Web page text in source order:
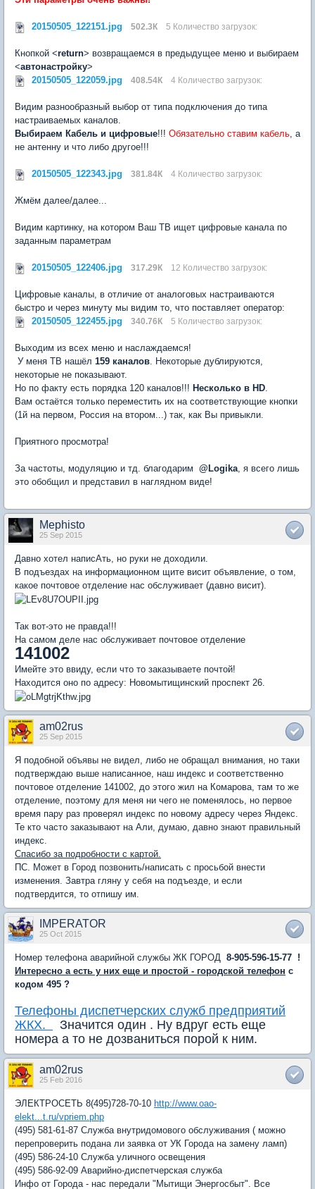
20150505_122151.jpg 502.3К 5 Количество загрузок:
Кнопкой <return> возвращаемся в предыдущее меню и выбираем
<автонастройку>
20150505_122059.jpg
408.54К 4 Количество загрузок:
Видим разнообразный выбор от типа подключения до типа
настраиваемых каналов.
Выбираем Кабель и цифровые!!! Обязательно ставим кабель, а
не антенну и что либо другое!!!
20150505_122343.jpg 381.84К 4 Количество загрузок:
Жмём далее/далее...
Видим картинку, на котором Ваш ТВ ищет цифровые канала по
заданным параметрам
20150505_122406.jpg 317.29К 12 Количество загрузок:
Цифровые каналы, в отличие от аналоговых настраиваются
быстро и через минуту мы видим то, что поставляет оператор:
20150505_122455.jpg
340.76К 5 Количество загрузок:
Выходим из всех меню и наслаждаемся!
У меня ТВ нашёл 159 каналов. Некоторые дублируются,
некоторые не показывают.
Но по факту есть порядка 120 каналов!!! Несколько в HD.
Вам остаётся только переместить их на соответствующие кнопки
(1й на первом, Россия на втором...) так, как Вы привыкли.
Приятного просмотра!
За частоты, модуляцию и тд. благодарим @ Logika, я всего лишь
это обобщил и представил в наглядном виде!
Mephisto
25 Sep 2015
Давно хотел написАть, но руки не доходили.
В подъездах на информационном щите висит объявление, о том,
какое почтовое отделение нас обслуживает (давно висит).
Так вот-это не правда!!!
На самом деле нас обслуживает почтовое отделение
141002
Имейте это ввиду, если что то заказываете почтой!
Находится оно по адресу: Новомытищинский проспект 26.
am02rus
25 Sep 2015
Я подобной объявы не видел, либо не обращал внимания, но таки
подтверждаю выше написанное, наш индекс и соответственно
почтовое отделение 141002, до этого жил на Комарова, там то же
отделение, поэтому для меня ни чего не поменялось, но первое
время пару раз проверял индекс по новому адресу через Яндекс.
Те кто часто заказывают на Али, думаю, давно знают правильный
индекс.
Спасибо за подробности с картой.
ПС. Может в Город позвонить/написать с просьбой внести
изменения. Завтра гляну у себя на подъезде, и если
подтвердится, то отпишу им.
IMPERATOR
25 Oct 2015
Номер телефона аварийной службы ЖК ГОРОД 8-905-596-15-77 !
Интересно а есть у них еще и простой - городской телефон с
кодом 495 ?
Телефоны диспетчерских служб предприятий
ЖКХ.
Значится один . Ну вдруг есть еще
номера а то не дозваниться порой к ним.
am02rus
25 Feb 2016
ЭЛЕКТРОСЕТЬ 8(495)728-70-10 http://www.oao-
elekt...t.ru/vpriem.php
(495) 581-61-87 Служба внутридомового обслуживания ( можно
перепроверить подана ли заявка от УК Города на замену ламп)
(495) 586-24-10 Служба уличного освещения
(495) 586-92-09 Аварийно-диспетчерская служба
Инфо от Города - нас передали "Мытищи Энергосбыт". Все